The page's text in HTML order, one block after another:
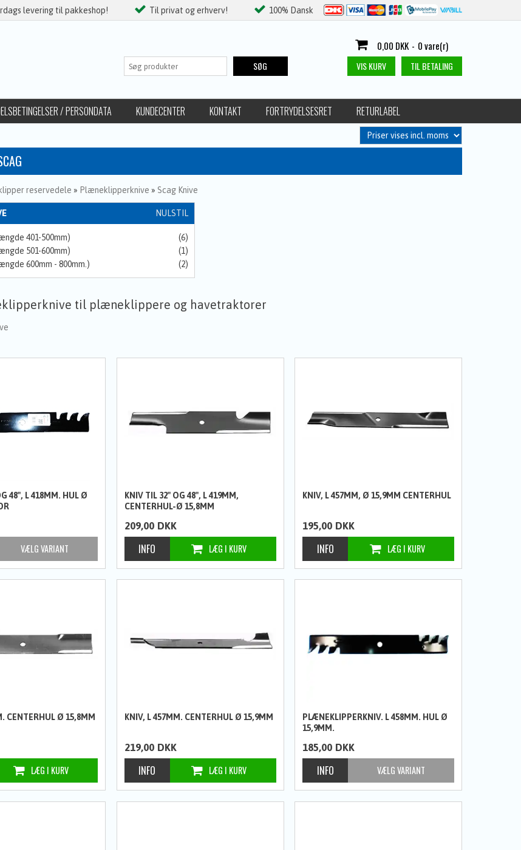
levering til pakkeshop! Til privat og erhverv! 100% Dansk
0,00 DKK - 0 vare(r)
VIS KURV TIL BETALING
/ PERSONDATA KUNDECENTER KONTAKT FORTRYDELSESRET
RETURLABEL
SØG
reservedele » Plæneklipperknive » Scag Knive
NULSTIL
401-500mm)
(6)
501-600mm)
(1)
600mm - 800mm.)
(2)
til plæneklippere og havetraktorer
48", L 418MM. HUL Ø
KNIV TIL 32" OG 48", L 419MM,
CENTERHUL-Ø 15,8MM
209,00 DKK
KNIV, L 457MM, Ø 15,9MM CENTERHUL
195,00 DKK
CENTERHUL Ø 15,8MM KNIV, L 457MM. CENTERHUL Ø 15,9MM
219,00 DKK
PLÆNEKLIPPERKNIV. L 458MM. HUL Ø
15,9MM.
185,00 DKK